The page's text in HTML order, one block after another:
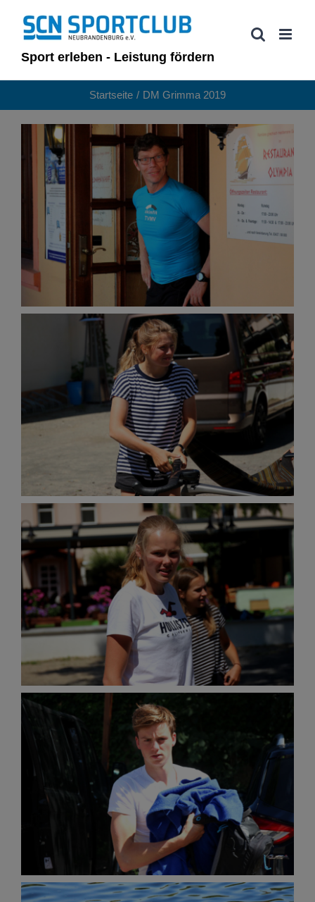
Inhalt
springenSport erleben - Leistung fördern
Startseite DM Grimma 2019